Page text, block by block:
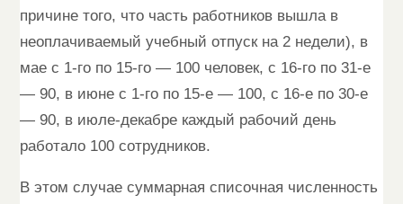
причине того, что часть работников вышла в
неоплачиваемый учебный отпуск на 2 недели), в
мае с 1-го по 15-го — 100 человек, с 16-го по 31-е
— 90, в июне с 1-го по 15-е — 100, с 16-е по 30-е
— 90, в июле-декабре каждый рабочий день
работало 100 сотрудников.
В этом случае суммарная списочная численность